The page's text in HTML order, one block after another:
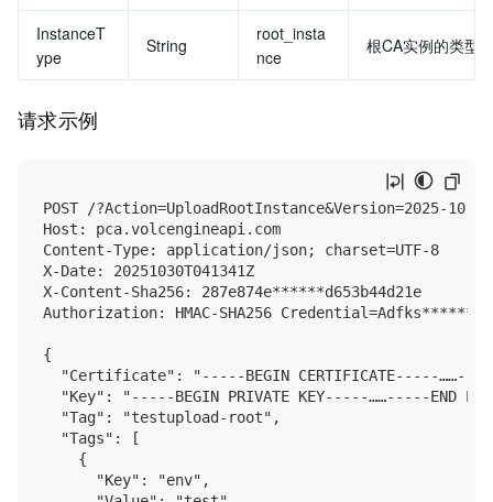
InstanceT
ype
String
root_insta
nce
根CA实例的类型
请求示例
POST /?Action=UploadRootInstance&Version=2025-10-
Host: pca.volcengineapi.com
Content-Type: application/json; charset=UTF-8
X-Date: 20251030T041341Z
X-Content-Sha256: 287e874e******d653b44d21e
Authorization: HMAC-SHA256
{
"Certificate": "-----BEGIN CERTIFICATE-----
"Key": "-----BEGIN PRIVATE KEY-----……-----END
  "Tag": "testupload-root",
  "Tags": [
    {
      "Key": "env",